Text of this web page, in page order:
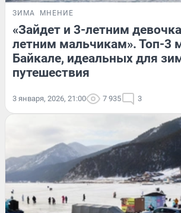
ЗИМА МНЕНИЕ
«Зайдет и 3-летним
летним мальчикам». Топ-3
Байкале, идеальных для
путешествия
3 января, 2026, 21:00 7 935 3